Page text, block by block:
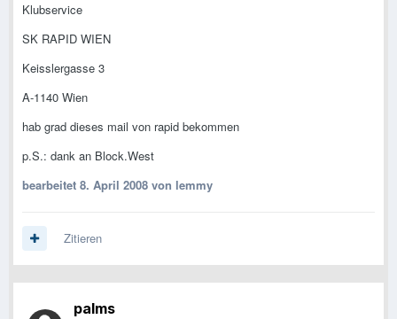
Klubservice
SK RAPID WIEN
Keisslergasse 3
A-1140 Wien
hab grad dieses mail von rapid bekommen
p.S.: dank an Block.West
bearbeitet 8. April 2008 von lemmy
Zitieren
palms